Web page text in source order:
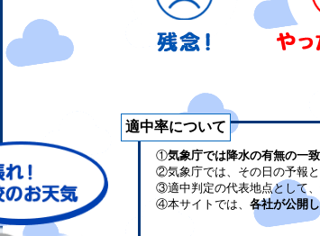
適中率について
①気象庁では降水の有無の一
②気象庁では、その日の予報
③適中判定の代表地点として
④本サイトでは、 各社が公開